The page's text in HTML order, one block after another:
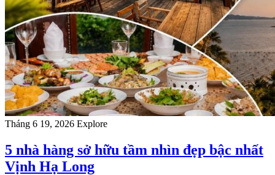
Tháng 6 19, 2026 Explore
5 nhà hàng sở hữu tầm nhìn đẹp bậc nhất
Vịnh Hạ Long